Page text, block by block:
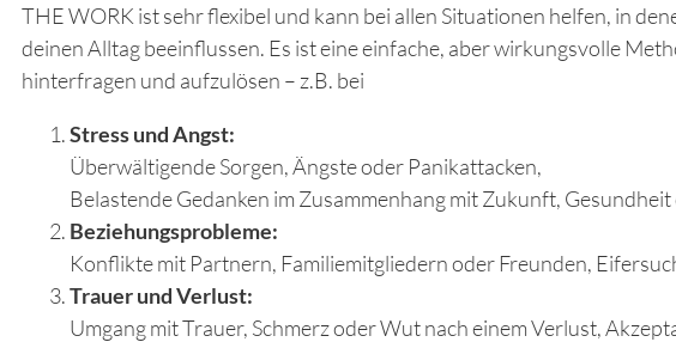
THE WORK ist sehr flexibel und kann bei allen Situationen helfen, in
deinen Alltag beeinflussen. Es ist eine einfache, aber wirkungsvolle
hinterfragen und aufzulösen – z.B. bei
Stress und Angst:
Überwältigende Sorgen, Ängste oder Panikattacken,
Belastende Gedanken im Zusammenhang mit Zukunft,
Beziehungsprobleme:
Konflikte mit Partnern, Familiemitgliedern oder Freunden,
Trauer und Verlust:
Umgang mit Trauer, Schmerz oder Wut nach einem Verlust,